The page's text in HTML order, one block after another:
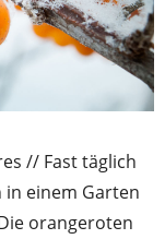
// Fast täglich
einem Garten
orangeroten